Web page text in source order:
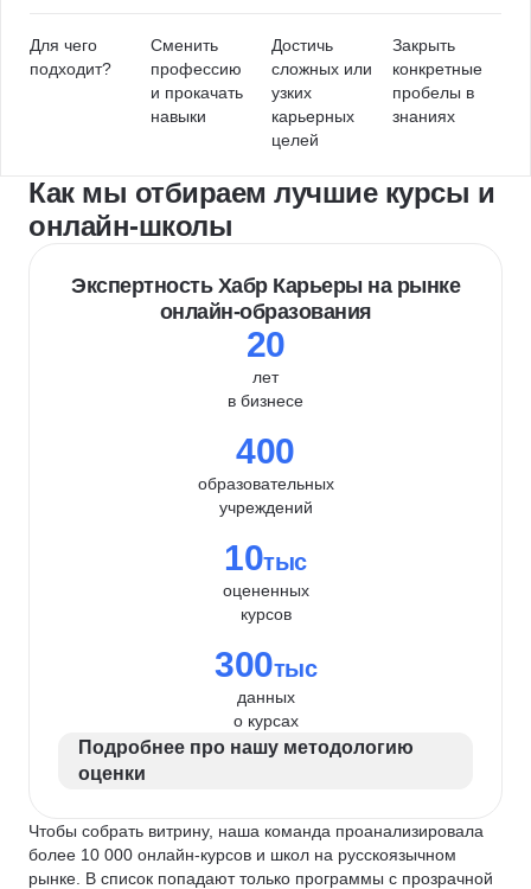
Для чего
подходит?
Сменить
профессию
и прокачать
навыки
Достичь
сложных или
узких
карьерных
целей
Закрыть
конкретные
пробелы в
знаниях
Как мы отбираем лучшие курсы и
онлайн-школы
Экспертность Хабр Карьеры на рынке
онлайн-образования
20
лет
в бизнесе
400
образовательных
учреждений
10тыс
оцененных
курсов
300тыс
данных
о курсах
Подробнее про нашу методологию
оценки
Чтобы собрать витрину, наша команда проанализировала
более 10 000 онлайн-курсов и школ на русскоязычном
рынке. В список попадают только программы с прозрачной